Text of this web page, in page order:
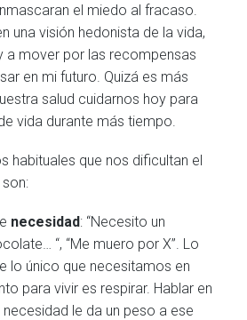
el miedo al fracaso.
una visión hedonista de la vida,
a mover por las recompensas
en mi futuro. Quizá es más
salud cuidarnos hoy para
vida durante más tiempo.
habituales que nos dificultan el
necesidad: “Necesito un
“, “Me muero por X”. Lo
lo único que necesitamos en
para vivir es respirar. Hablar en
le da un peso a ese